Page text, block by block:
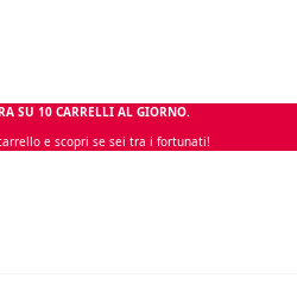
SU 10 CARRELLI AL GIORNO.
e scopri se sei tra i fortunati!